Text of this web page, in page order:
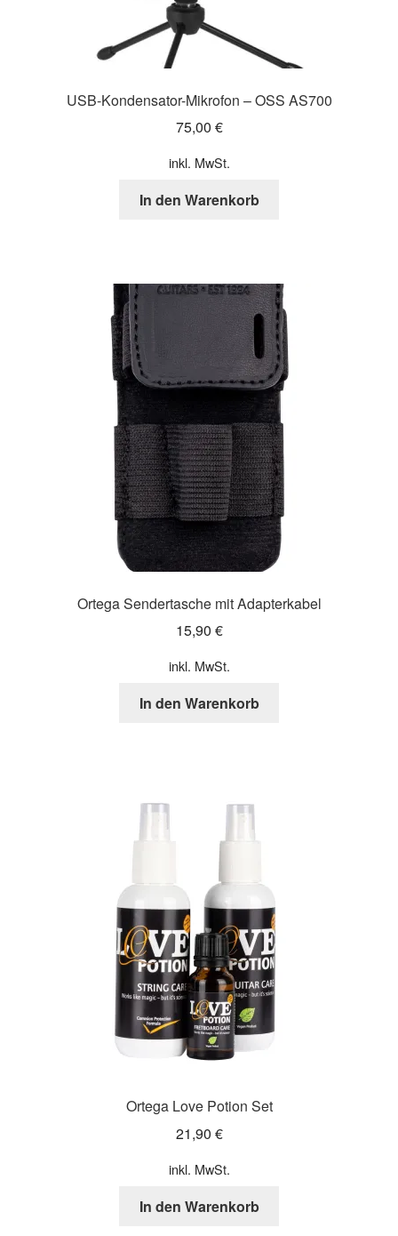
USB-Kondensator-Mikrofon – OSS AS700
75,00 €
inkl. MwSt.
In den Warenkorb
Ortega Sendertasche mit Adapterkabel
15,90 €
inkl. MwSt.
In den Warenkorb
Ortega Love Potion Set
21,90 €
inkl. MwSt.
In den Warenkorb